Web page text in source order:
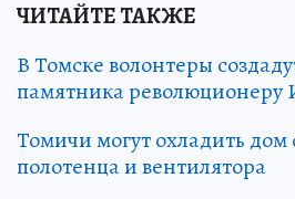
ЧИТАЙТЕ ТАКЖЕ
В Томске волонтеры
памятника революционеру
Томичи могут охладить
полотенца и вентилятора